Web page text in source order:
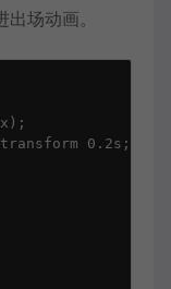
场动画。
0.2s;